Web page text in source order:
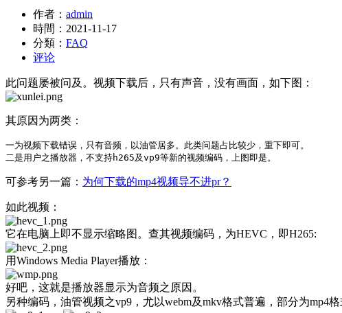
作者： admin
時間： 2021-11-17
分類： FAQ
评论
此问题屡被问及。视频下载后，只有声音，没有画面，如下图：
其原因为两类：
一为视频下载错误，只有音频，以油管居多。此类问题占比较少，重下即可。
可参考另一篇： 为何下载的mp4视频导不进pr？
如此视频：
它在电脑上即不显示缩略图。查其视频编码，为HEVC，即H265:
用Windows Media Player播放：
好吧，这就是播放器显示为音频之原因。
另种编码，油管视频之vp9，尤以webm及mkv格式普遍，部分为mp4